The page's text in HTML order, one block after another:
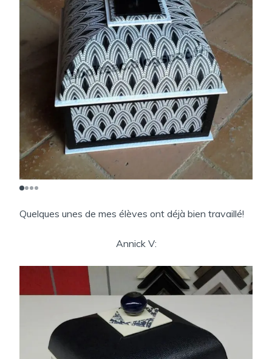
Quelques unes de mes élèves ont déjà bien travaillé!
Annick V: